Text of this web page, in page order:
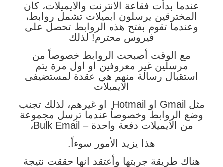
عندما بدأت فقاعة الانترنت والايميلات، كان
المخترقين يرسلون ايميلات تشمل روابط،
وعندما تقوم بفتح هذه الروابط تحصل على
فيروس محترم! لذلك
مع الوقت أصبحت الروابط خصوصاً من
مرسلين غير معروفين او اول مرة يتم
استقبال رسالة منهم هي عقدة لمستضيفى
الايميلات
مثل Gmail او Hotmail او غيرهم، لذلك تجنب
وضع الروابط وخصوصاً عندما ترسل مجموعة
من الايميلات دفعة واحدة – Bulk Email،
هذا يزيد الأمور سوءاً.
هناك طريقة جربتها وأعتقد انها حققت نتيجة